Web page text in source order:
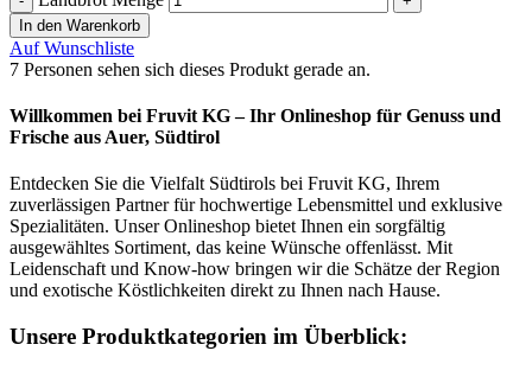
In den Warenkorb
Auf Wunschliste
7 Personen sehen sich dieses Produkt gerade an.
Willkommen bei Fruvit KG – Ihr Onlineshop für Genuss und
Frische aus Auer, Südtirol
Entdecken Sie die Vielfalt Südtirols bei Fruvit KG, Ihrem
zuverlässigen Partner für hochwertige Lebensmittel und exklusive
Spezialitäten. Unser Onlineshop bietet Ihnen ein sorgfältig
ausgewähltes Sortiment, das keine Wünsche offenlässt. Mit
Leidenschaft und Know-how bringen wir die Schätze der Region
und exotische Köstlichkeiten direkt zu Ihnen nach Hause.
Unsere Produktkategorien im Überblick: